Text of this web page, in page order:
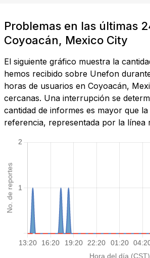
Problemas en las últimas
Coyoacán, Mexico City
El siguiente gráfico muestra la
hemos recibido sobre Unefon
horas de usuarios en Coyoacán,
cercanas. Una interrupción se
cantidad de informes es mayor que
referencia, representada por la línea